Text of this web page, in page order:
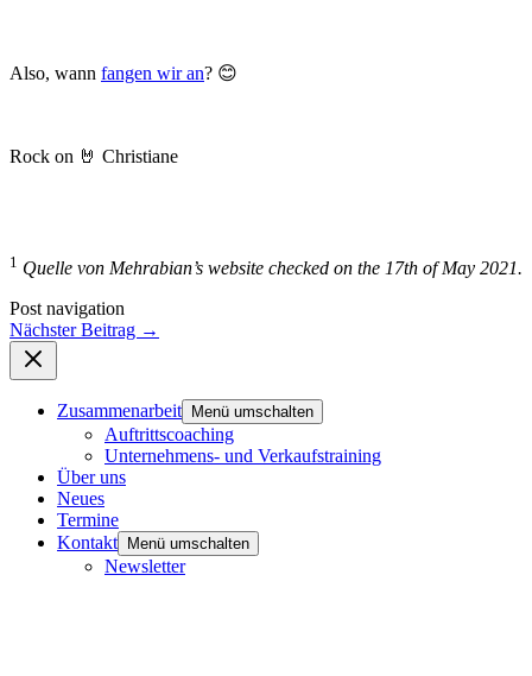
Also, wann fangen wir an? 😊
Rock on 🤘 Christiane
1 Quelle von Mehrabian’s website checked on the 17th of May 2021.
Post navigation
Nächster Beitrag →
Zusammenarbeit Menü umschalten
Auftrittscoaching
Unternehmens- und Verkaufstraining
Über uns
Neues
Termine
Kontakt
Menü umschalten
Newsletter